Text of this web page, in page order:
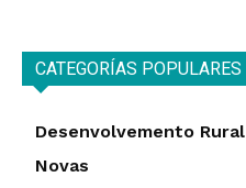
CATEGORÍAS POPULARES
Desenvolvemento Rural
Novas